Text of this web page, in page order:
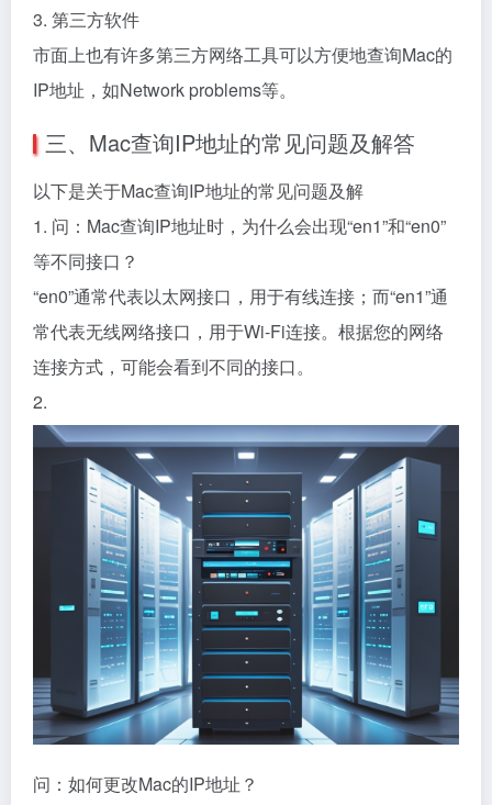
3. 第三方软件
市面上也有许多第三方网络工具可以方便地查询Mac的
IP地址，如Network problems等。
三、Mac查询IP地址的常见问题及解答
以下是关于Mac查询IP地址的常见问题及解
1. 问：Mac查询IP地址时，为什么会出现“en1”和“en0”
等不同接口？
“en0”通常代表以太网接口，用于有线连接；而“en1”通
常代表无线网络接口，用于Wi-Fi连接。根据您的网络
连接方式，可能会看到不同的接口。
2.
问：如何更改Mac的IP地址？